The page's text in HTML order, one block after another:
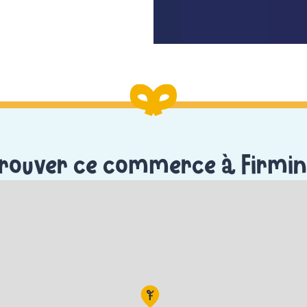
ce commerce à